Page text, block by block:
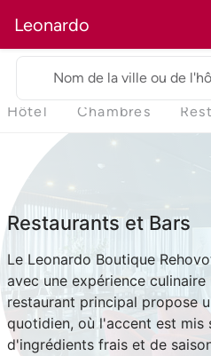
Leonardo
Nom de la ville ou de
Hôtel Chambres
Restaurants et Bars
Le Leonardo Boutique
avec une expérience
restaurant principal propose
quotidien, où l'accent est mis
d'ingrédients frais et de